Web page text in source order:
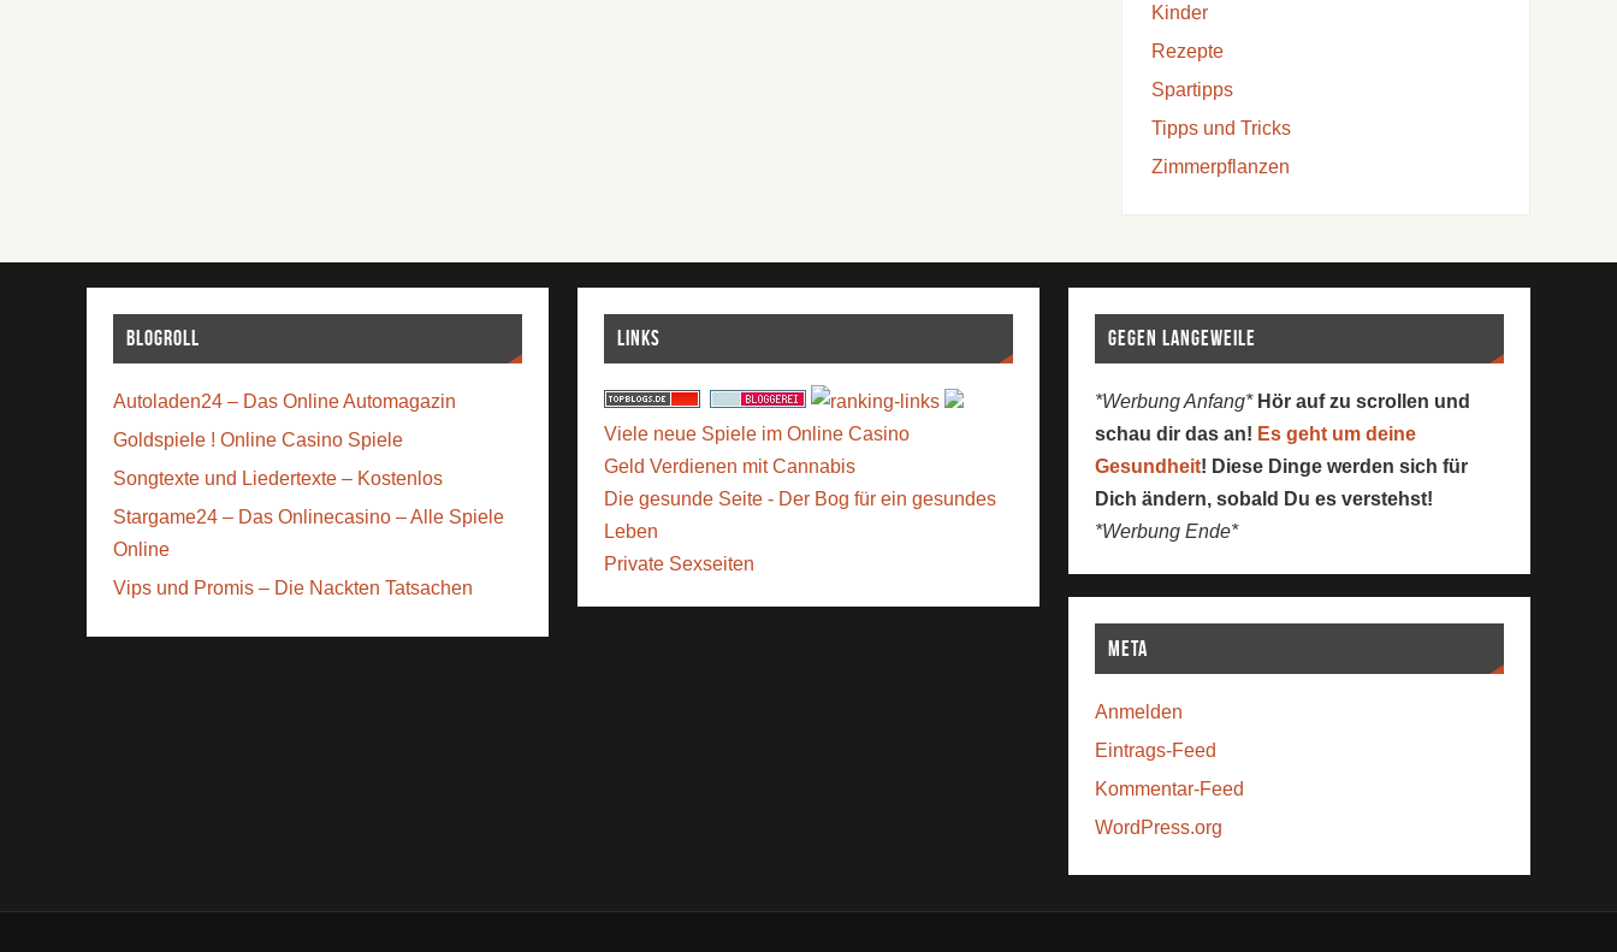
Kinder
Rezepte
Spartipps
Tipps und Tricks
Zimmerpflanzen
Blogroll
Autoladen24 – Das Online Automagazin
Goldspiele ! Online Casino Spiele
Songtexte und Liedertexte – Kostenlos
Stargame24 – Das Onlinecasino – Alle Spiele
Online
Vips und Promis – Die Nackten Tatsachen
Links
Viele neue Spiele im Online Casino
Geld Verdienen mit Cannabis
Die gesunde Seite - Der Bog für ein gesundes
Leben
Private Sexseiten
Gegen Langeweile
*Werbung Anfang* Hör auf zu scrollen und
schau dir das an! Es geht um deine
Gesundheit! Diese Dinge werden sich für
Dich ändern, sobald Du es verstehst!
*Werbung Ende*
Meta
Anmelden
Eintrags-Feed
Kommentar-Feed
WordPress.org